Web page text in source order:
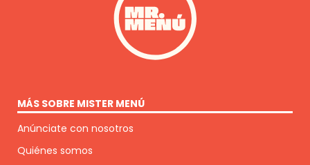
MÁS SOBRE MISTER MENÚ
Anúnciate con nosotros
Quiénes somos